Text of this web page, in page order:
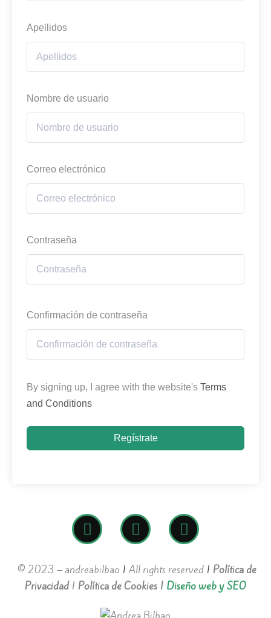
Apellidos
Nombre de usuario
Correo electrónico
Contraseña
Confirmación de contraseña
By signing up, I agree with the website's Terms
and Conditions
Regístrate
© 2023 – andreabilbao | All rights reserved | Política de
Privacidad| Política de Cookies | Diseño web y SEO